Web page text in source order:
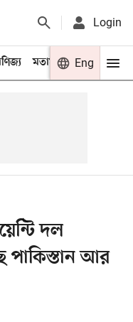
Login
মতামত খেলা
Eng
দল
পাকিস্তান আর